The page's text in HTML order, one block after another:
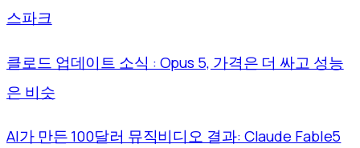
스파크
클로드 업데이트 소식 : Opus 5, 가격은 더 싸고 성능
은 비슷
AI가 만든 100달러 뮤직비디오 결과: Claude Fable5